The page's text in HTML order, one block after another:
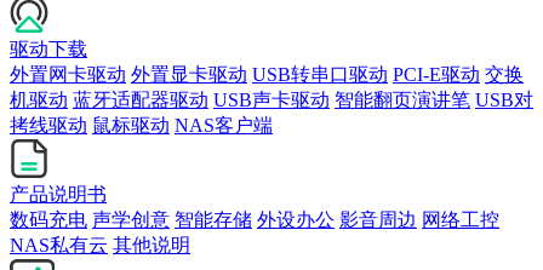
驱动下载
外置网卡驱动 外置显卡驱动 USB转串口驱动 PCI-E驱动 交换
机驱动 蓝牙适配器驱动 USB声卡驱动 智能翻页演讲笔 USB对
拷线驱动 鼠标驱动 NAS客户端
产品说明书
数码充电 声学创意 智能存储 外设办公 影音周边 网络工控
NAS私有云 其他说明